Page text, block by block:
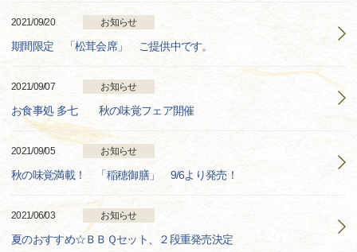
2021/09/20 お知らせ
期間限定 「松茸会席」 ご提供中です。
2021/09/07 お知らせ
お食事処 多七 秋の味覚フェア開催
2021/09/05 お知らせ
秋の味覚満載！ 「稲穂御膳」 9/6より発売！
2021/06/03 お知らせ
夏のおすすめ☆ＢＢＱセット、２段重発売決定